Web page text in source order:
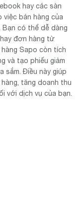
hay các sàn
bán hàng của
Bạn có thể dễ dàng
đơn hàng từ
hàng Sapo còn tích
và tạo phiếu giảm
sắm. Điều này giúp
tăng doanh thu
với dịch vụ của bạn.